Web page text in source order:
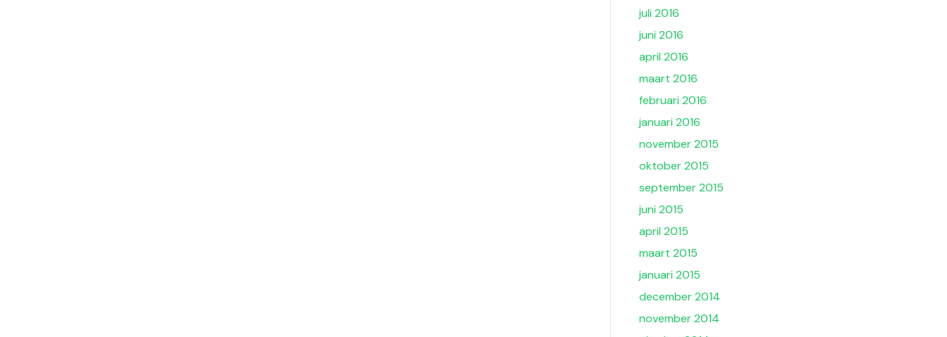
juli 2016
juni 2016
april 2016
maart 2016
februari 2016
januari 2016
november 2015
oktober 2015
september 2015
juni 2015
april 2015
maart 2015
januari 2015
december 2014
november 2014